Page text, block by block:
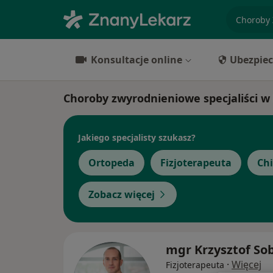
Konsultacje online
Choroby zwyrodnieniowe specjaliści
Jakiego specjalisty szukasz?
Ortopeda Fizjoterapeuta
Zobacz więcej
mgr Krzysztof
Fizjoterapeuta · Więcej